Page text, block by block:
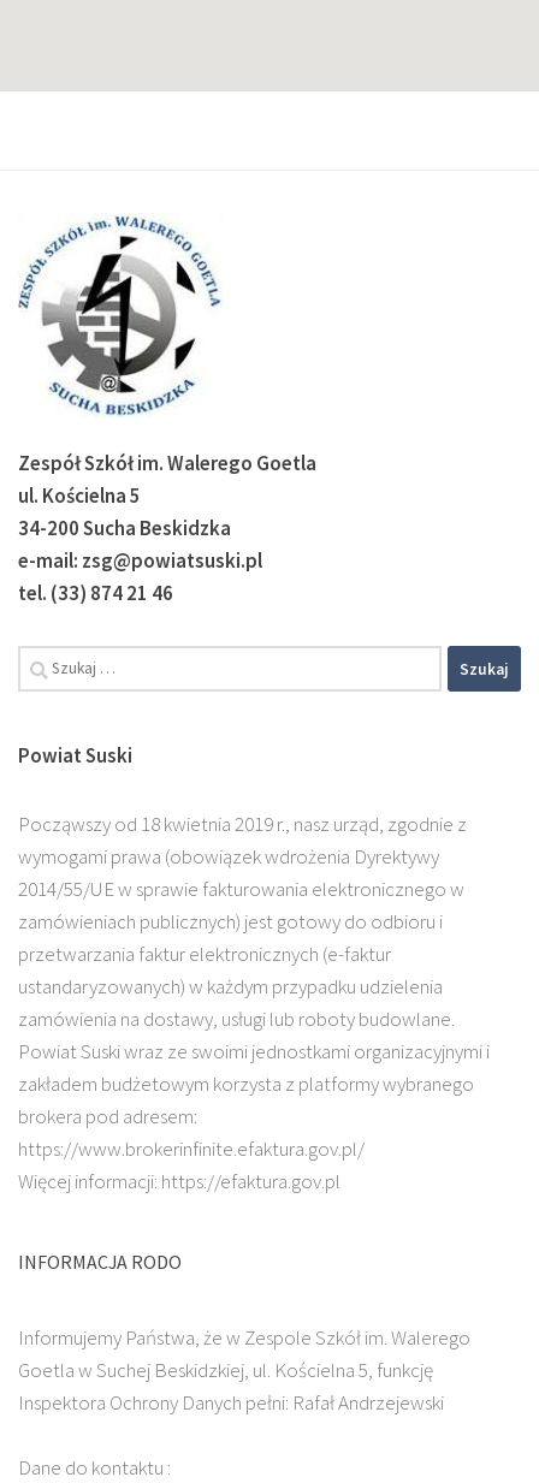
Zespół Szkół im. Walerego Goetla
ul. Kościelna 5
34-200 Sucha Beskidzka
e-mail: zsg@powiatsuski.pl
tel. (33) 874 21 46
Powiat Suski
Począwszy od 18 kwietnia 2019 r., nasz urząd, zgodnie z
wymogami prawa (obowiązek wdrożenia Dyrektywy
2014/55/UE w sprawie fakturowania elektronicznego w
zamówieniach publicznych) jest gotowy do odbioru i
przetwarzania faktur elektronicznych (e-faktur
ustandaryzowanych) w każdym przypadku udzielenia
zamówienia na dostawy, usługi lub roboty budowlane.
Powiat Suski wraz ze swoimi jednostkami organizacyjnymi i
zakładem budżetowym korzysta z platformy wybranego
brokera pod adresem:
https://www.brokerinfinite.efaktura.gov.pl/
Więcej informacji: https://efaktura.gov.pl
INFORMACJA RODO
Informujemy Państwa, że w Zespole Szkół im. Walerego
Goetla w Suchej Beskidzkiej, ul. Kościelna 5, funkcję
Inspektora Ochrony Danych pełni: Rafał Andrzejewski
Dane do kontaktu :